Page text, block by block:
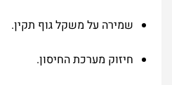
שמירה על משקל גוף תקין.
חיזוק מערכת החיסון.